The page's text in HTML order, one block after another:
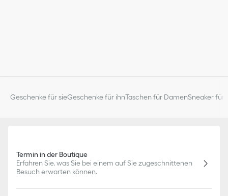
Geschenke für sieGeschenke für ihnTaschen für DamenSneaker für
Termin in der Boutique
Erfahren Sie, was Sie bei einem auf Sie zugeschnittenen
Besuch erwarten können.